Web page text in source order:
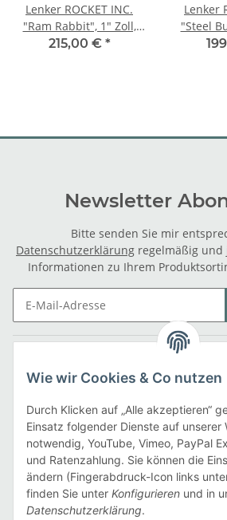
Lenker ROCKET INC.
"Ram Rabbit", 1" Zoll,
chrom
215,00 € *
Lenker
"Steel
Newsletter
Bitte senden Sie mir
Datenschutzerklärung regelmäßig
Informationen zu Ihrem
Informationen
Zahlarten
Wie wir Cookies & Co nutzen
Durch Klicken auf „Alle akzeptieren“
Einsatz folgender Dienste auf unserer
notwendig, YouTube, Vimeo, PayPal
und Ratenzahlung. Sie können die
ändern (Fingerabdruck-Icon links
finden Sie unter Konfigurieren und in
Datenschutzerklärung.